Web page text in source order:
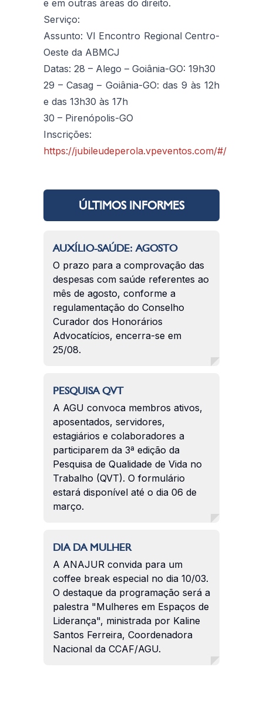
e em outras áreas do direito.
Serviço:
Assunto: VI Encontro Regional Centro-
Oeste da ABMCJ
Datas: 28 – Alego – Goiânia-GO: 19h30
29 – Casag – Goiânia-GO: das 9 às 12h
e das 13h30 às 17h
30 – Pirenópolis-GO
Inscrições:
https://jubileudeperola.vpeventos.com/#/
ÚLTIMOS INFORMES
AUXÍLIO-SAÚDE: AGOSTO
O prazo para a comprovação das
despesas com saúde referentes ao
mês de agosto, conforme a
regulamentação do Conselho
Curador dos Honorários
Advocatícios, encerra-se em
25/08.
PESQUISA QVT
A AGU convoca membros ativos,
aposentados, servidores,
estagiários e colaboradores a
participarem da 3ª edição da
Pesquisa de Qualidade de Vida no
Trabalho (QVT). O formulário
estará disponível até o dia 06 de
março.
DIA DA MULHER
A ANAJUR convida para um
coffee break especial no dia 10/03.
O destaque da programação será a
palestra "Mulheres em Espaços de
Liderança", ministrada por Kaline
Santos Ferreira, Coordenadora
Nacional da CCAF/AGU.